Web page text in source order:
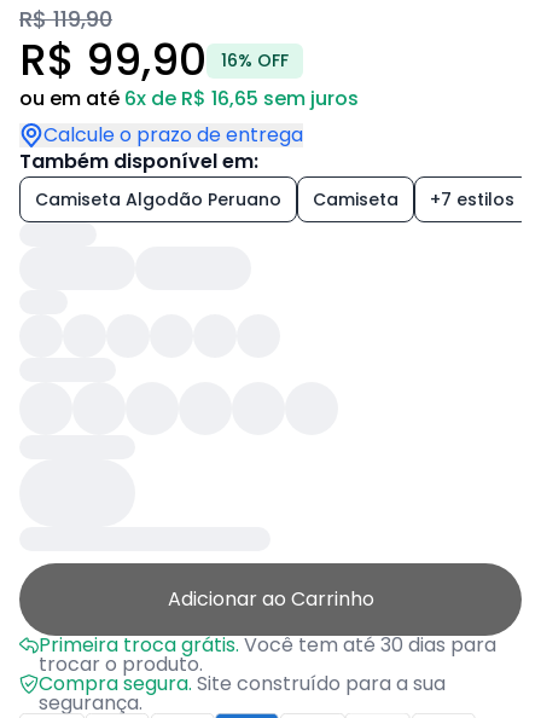
R$ 119,90
R$ 99,90 16% OFF
ou em até 6x de R$ 16,65 sem juros
Calcule o prazo de entrega
Também disponível em:
Camiseta Algodão Peruano Camiseta +7 estilos
Adicionar ao Carrinho
Primeira troca grátis.Você tem até 30 dias para
trocar o produto.
Compra segura. Site construído para a sua
segurança.